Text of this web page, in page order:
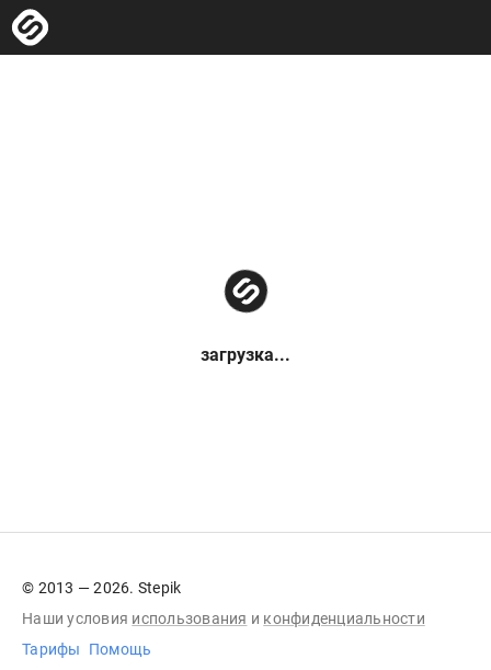
загрузка...
© 2013 — 2026. Stepik
Наши условия использования и конфиденциальности
Тарифы
Помощь